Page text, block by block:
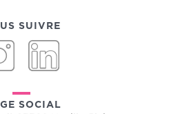
SOCIAL
SUIVRE
INSTAGRAM